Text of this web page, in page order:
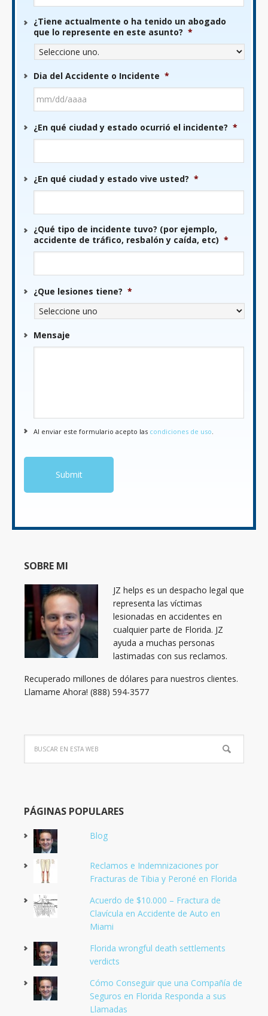
¿Tiene actualmente o ha tenido un abogado
que lo represente en este asunto? *
Dia del Accidente o Incidente *
barra
DD
¿En qué ciudad y estado ocurrió el incidente? *
¿En qué ciudad y estado vive usted? *
¿Qué tipo de incidente tuvo? (por ejemplo,
accidente de tráfico, resbalón y caída, etc) *
¿Que lesiones tiene? *
Mensaje
Al enviar este formulario acepto las condiciones de uso
SOBRE MI
JZ helps es un despacho legal que
representa las víctimas
lesionadas en accidentes en
cualquier parte de Florida. JZ
ayuda a muchas personas
lastimadas con sus reclamos.
Recuperado millones de dólares para nuestros clientes.
Llamame Ahora! (888) 594-3577
PÁGINAS POPULARES
Blog
Reclamos e Indemnizaciones por
Fracturas de Tibia y Peroné en Florida
Acuerdo de $10.000 – Fractura de
Clavícula en Accidente de Auto en
Miami
Florida wrongful death settlements
verdicts
Cómo Conseguir que una Compañía de
Seguros en Florida Responda a sus
Llamadas